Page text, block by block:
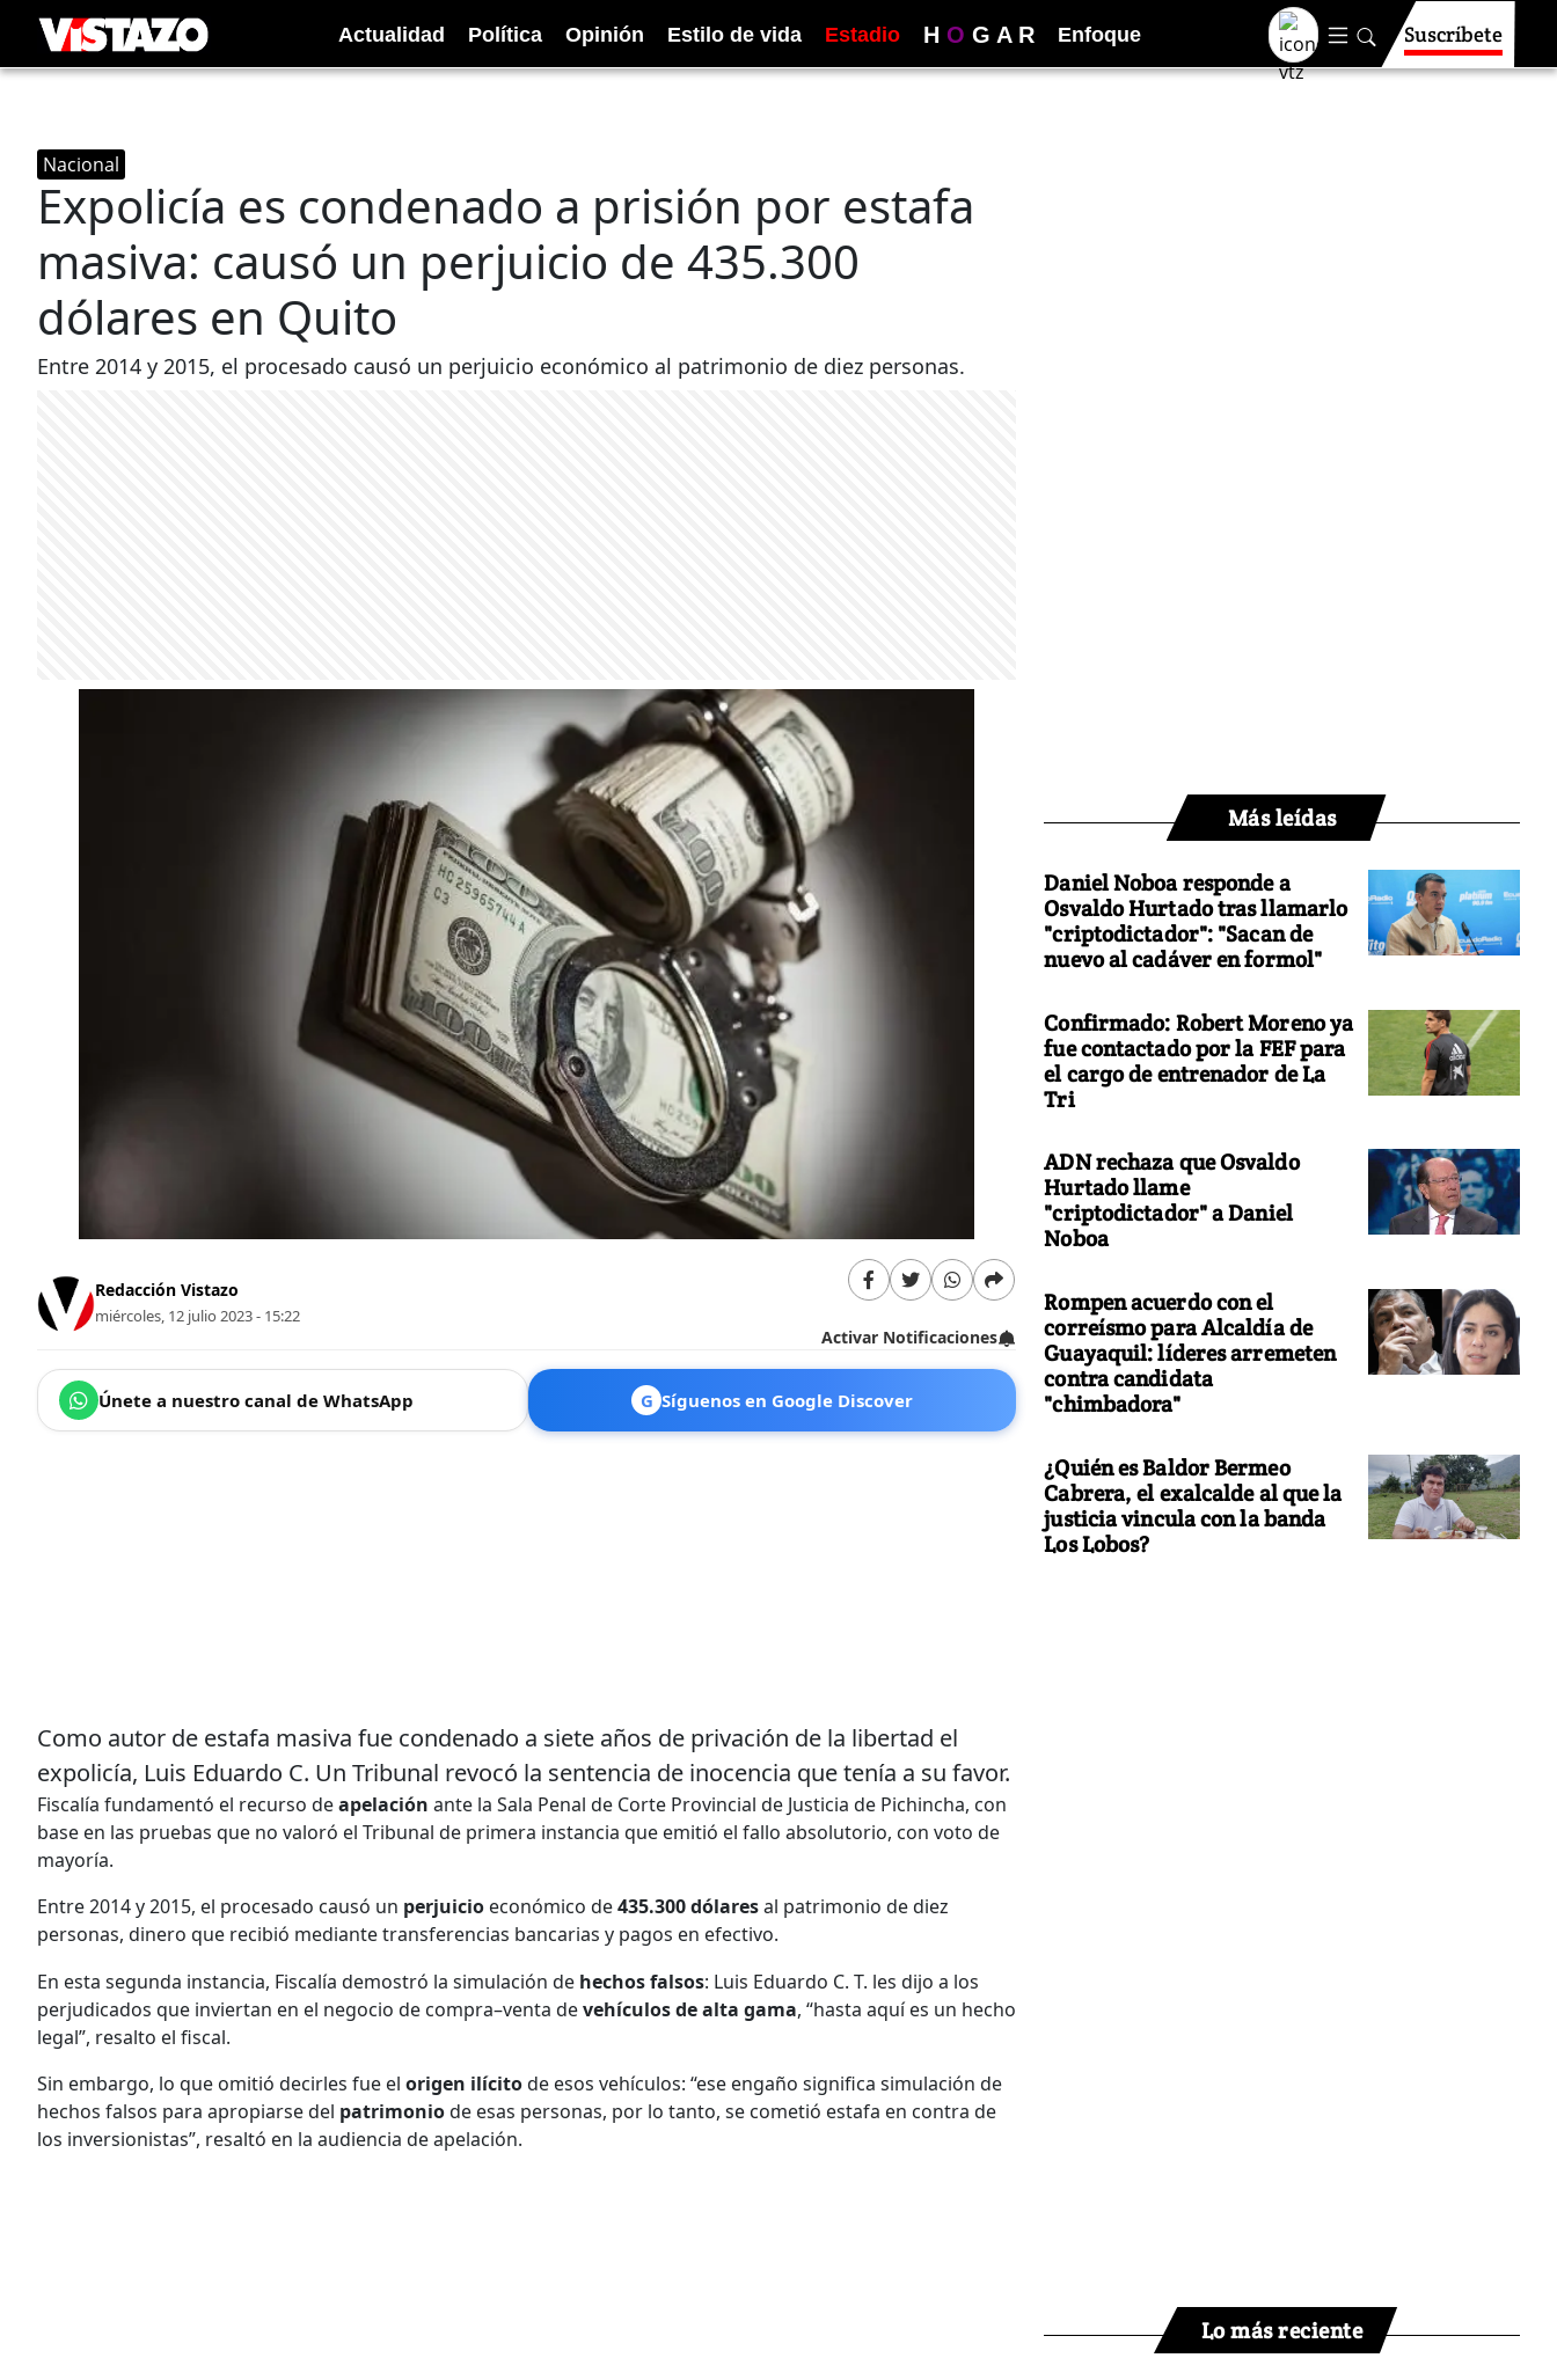
Actualidad Política Opinión Estilo de vida Estadio H O G A R Enfoque Suscríbete
Nacional
Expolicía es condenado a prisión por estafa
masiva: causó un perjuicio de 435.300
dólares en Quito
Entre 2014 y 2015, el procesado causó un perjuicio económico al patrimonio de diez personas.
Redacción Vistazo
miércoles, 12 julio 2023 - 15:22
Activar Notificaciones
Únete a nuestro canal de WhatsApp G Síguenos en Google Discover
Como autor de estafa masiva fue condenado a siete años de privación de la libertad el
expolicía, Luis Eduardo C. Un Tribunal revocó la sentencia de inocencia que tenía a su favor.
Fiscalía fundamentó el recurso deapelación ante la Sala Penal de Corte Provincial de Justicia de Pichincha, con
base en las pruebas que no valoró el Tribunal de primera instancia que emitió el fallo absolutorio, con voto de
mayoría.
Entre 2014 y 2015, el procesado causó un perjuicio económico de435.300 dólaresal patrimonio de diez
personas, dinero que recibió mediante transferencias bancarias y pagos en efectivo.
En esta segunda instancia, Fiscalía demostró la simulación de hechos falsos: Luis Eduardo C. T. les dijo a los
perjudicados que inviertan en el negocio de compra–venta devehículos de alta gama, “hasta aquí es un hecho
legal”, resalto el fiscal.
Sin embargo, lo que omitió decirles fue el origen ilícitode esos vehículos: “ese engaño significa simulación de
hechos falsos para apropiarse del patrimoniode esas personas, por lo tanto, se cometió estafa en contra de
los inversionistas”, resaltó en la audiencia de apelación.
Más leídas
Daniel Noboa responde a
Osvaldo Hurtado tras llamarlo
"criptodictador": "Sacan de
nuevo al cadáver en formol"
Confirmado: Robert Moreno ya
fue contactado por la FEF para
el cargo de entrenador de La
Tri
ADN rechaza que Osvaldo
Hurtado llame
"criptodictador" a Daniel
Noboa
Rompen acuerdo con el
correísmo para Alcaldía de
Guayaquil: líderes arremeten
contra candidata
"chimbadora"
¿Quién es Baldor Bermeo
Cabrera, el exalcalde al que la
justicia vincula con la banda
Los Lobos?
Lo más reciente